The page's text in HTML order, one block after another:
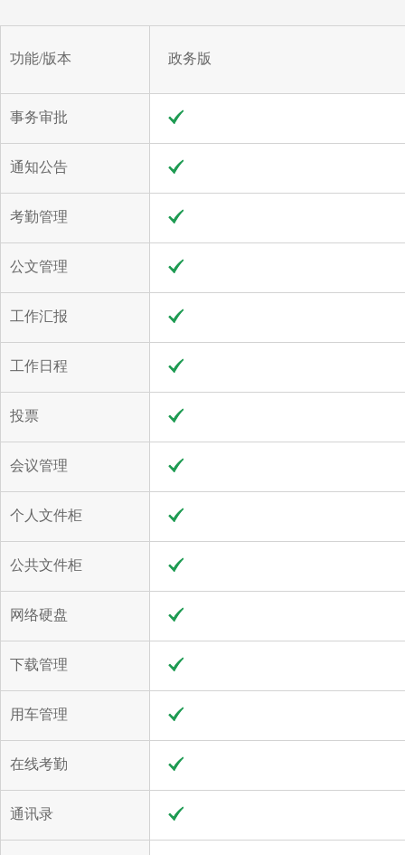
功能/版本 政务版
事务审批
通知公告
考勤管理
公文管理
工作汇报
工作日程
投票
会议管理
个人文件柜
公共文件柜
网络硬盘
下载管理
用车管理
在线考勤
通讯录